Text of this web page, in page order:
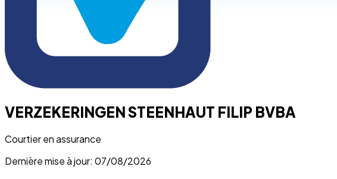
VERZEKERINGEN STEENHAUT FILIP BVBA
Courtier en assurance
Dernière mise à jour: 07/08/2026